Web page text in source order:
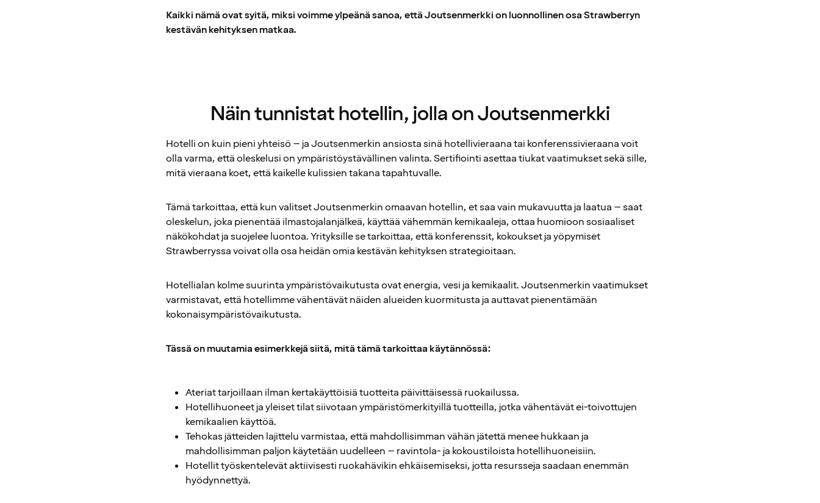
Kaikki nämä ovat syitä, miksi voimme ylpeänä sanoa, että Joutsenmerkki on luonnollinen osa Strawberryn
kestävän kehityksen matkaa.
Näin tunnistat hotellin, jolla on Joutsenmerkki
Hotelli on kuin pieni yhteisö – ja Joutsenmerkin ansiosta sinä hotellivieraana tai konferenssivieraana voit
olla varma, että oleskelusi on ympäristöystävällinen valinta. Sertifiointi asettaa tiukat vaatimukset sekä sille,
mitä vieraana koet, että kaikelle kulissien takana tapahtuvalle.
Tämä tarkoittaa, että kun valitset Joutsenmerkin omaavan hotellin, et saa vain mukavuutta ja laatua – saat
oleskelun, joka pienentää ilmastojalanjälkeä, käyttää vähemmän kemikaaleja, ottaa huomioon sosiaaliset
näkökohdat ja suojelee luontoa. Yrityksille se tarkoittaa, että konferenssit, kokoukset ja yöpymiset
Strawberryssa voivat olla osa heidän omia kestävän kehityksen strategioitaan.
Hotellialan kolme suurinta ympäristövaikutusta ovat energia, vesi ja kemikaalit. Joutsenmerkin vaatimukset
varmistavat, että hotellimme vähentävät näiden alueiden kuormitusta ja auttavat pienentämään
kokonaisympäristövaikutusta.
Tässä on muutamia esimerkkejä siitä, mitä tämä tarkoittaa käytännössä:
Ateriat tarjoillaan ilman kertakäyttöisiä tuotteita päivittäisessä ruokailussa.
Hotellihuoneet ja yleiset tilat siivotaan ympäristömerkityillä tuotteilla, jotka vähentävät ei-toivottujen
kemikaalien käyttöä.
Tehokas jätteiden lajittelu varmistaa, että mahdollisimman vähän jätettä menee hukkaan ja
mahdollisimman paljon käytetään uudelleen – ravintola- ja kokoustiloista hotellihuoneisiin.
Hotellit työskentelevät aktiivisesti ruokahävikin ehkäisemiseksi, jotta resursseja saadaan enemmän
hyödynnettyä.